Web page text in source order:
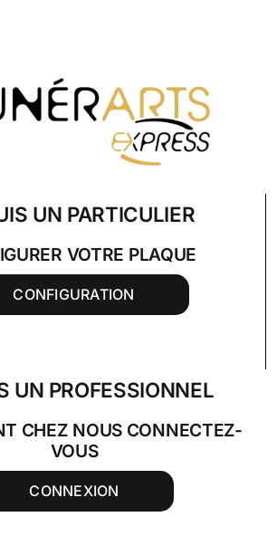
UN PARTICULIER
VOTRE PLAQUE
CONFIGURATION
UN PROFESSIONNEL
CHEZ NOUS CONNECTEZ-
VOUS
CONNEXION